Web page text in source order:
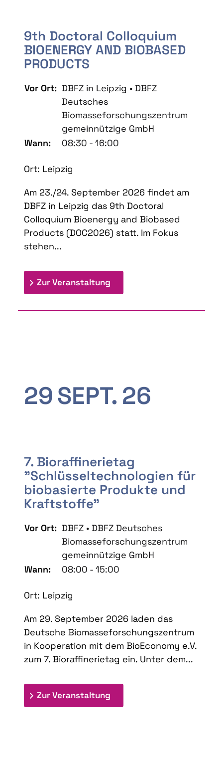
9th Doctoral Colloquium
BIOENERGY AND BIOBASED
PRODUCTS
Vor Ort: DBFZ in Leipzig • DBFZ
Deutsches
Biomasseforschungszentrum
gemeinnützige GmbH
Wann:
08:30 - 16:00
Ort: Leipzig
Am 23./24. September 2026 findet am
DBFZ in Leipzig das 9th Doctoral
Colloquium Bioenergy and Biobased
Products (DOC2026) statt. Im Fokus
stehen...
Zur Veranstaltung
29SEPT. 26
7. Bioraffinerietag
"Schlüsseltechnologien für
biobasierte Produkte und
Kraftstoffe"
Vor Ort: DBFZ • DBFZ Deutsches
Biomasseforschungszentrum
gemeinnützige GmbH
Wann:
08:00 - 15:00
Ort: Leipzig
Am 29. September 2026 laden das
Deutsche Biomasseforschungszentrum
in Kooperation mit dem BioEconomy e.V.
zum 7. Bioraffinerietag ein. Unter dem...
Zur Veranstaltung